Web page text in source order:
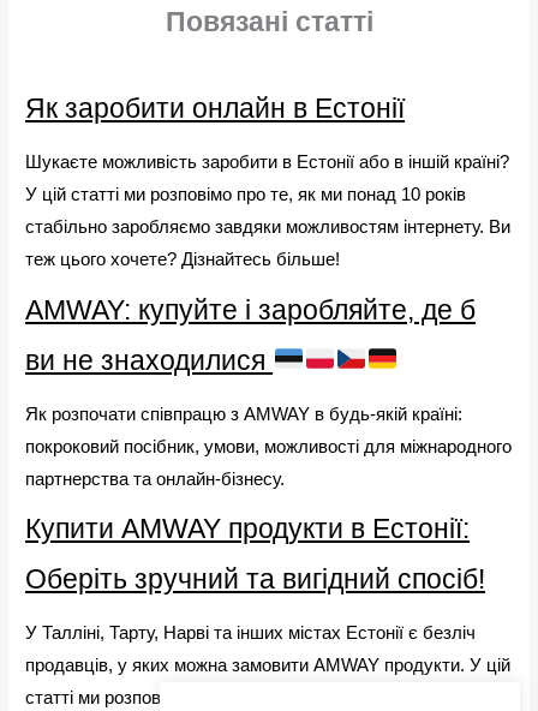
Повязані статті
Як заробити онлайн в Естонії
Шукаєте можливість заробити в Естонії або в іншій країні?
У цій статті ми розповімо про те, як ми понад 10 років
стабільно заробляємо завдяки можливостям інтернету. Ви
теж цього хочете? Дізнайтесь більше!
AMWAY: купуйте і заробляйте, де б
ви не знаходилися
Як розпочати співпрацю з AMWAY в будь-якій країні:
покроковий посібник, умови, можливості для міжнародного
партнерства та онлайн-бізнесу.
Купити AMWAY продукти в Естонії:
Оберіть зручний та вигідний спосіб!
У Талліні, Тарту, Нарві та інших містах Естонії є безліч
продавців, у яких можна замовити AMWAY продукти. У цій
статті ми розповімо вам про переваги онлайн-покупок на